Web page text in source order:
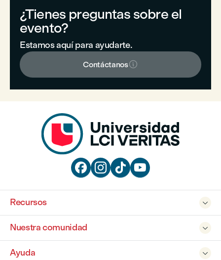
¿Tienes preguntas sobre el
evento?
Estamos aquí para ayudarte.
Contáctanos
   

Recursos

Nuestra comunidad

Ayuda